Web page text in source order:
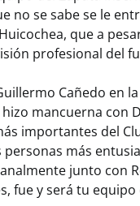
no se sabe se le
que a
profesional del
Cañedo en
mancuerna con
importantes del
personas más
junto con
fue y será tu equipo